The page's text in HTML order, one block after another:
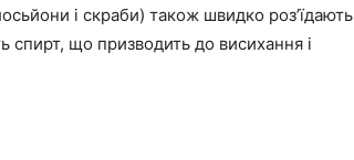
і скраби) також швидко роз’їдають
спирт, що призводить до висихання і